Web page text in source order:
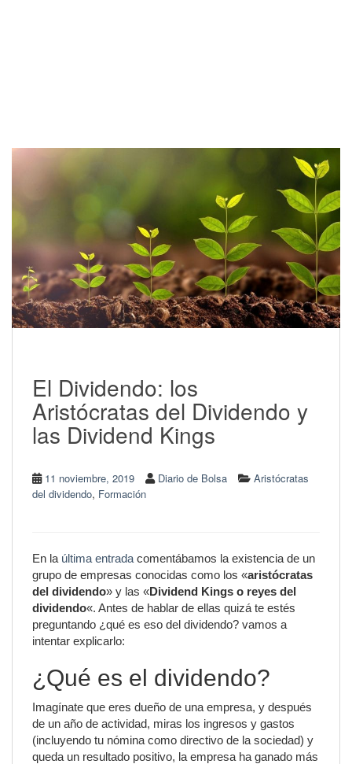
El Dividendo: los
Aristócratas del Dividendo y
las Dividend Kings
11 noviembre, 2019 Diario de Bolsa
Aristócratas
del dividendo, Formación
En la última entrada comentábamos la existencia de un
grupo de empresas conocidas como los «aristócratas
del dividendo» y las «Dividend Kings o reyes del
dividendo«. Antes de hablar de ellas quizá te estés
preguntando ¿qué es eso del dividendo? vamos a
intentar explicarlo:
¿Qué es el dividendo?
Imagínate que eres dueño de una empresa, y después
de un año de actividad, miras los ingresos y gastos
(incluyendo tu nómina como directivo de la sociedad) y
queda un resultado positivo, la empresa ha ganado más